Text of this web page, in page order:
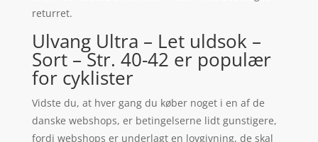
returret.
Ulvang Ultra – Let uldsok –
Sort – Str. 40-42 er populær
for cyklister
Vidste du, at hver gang du køber noget i en af de
danske webshops, er betingelserne lidt gunstigere,
fordi webshops er underlagt en lovgivning, de skal